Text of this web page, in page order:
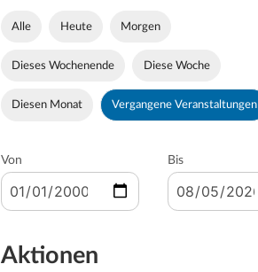
Alle Heute Morgen
Dieses Wochenende Diese Woche
Diesen Monat Vergangene Veranstaltungen
Von Bis
Aktionen